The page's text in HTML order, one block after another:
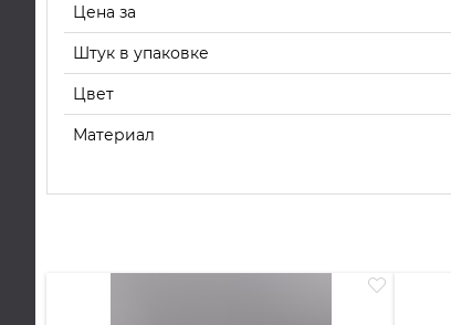
Цена за
Штук в упаковке
Цвет
Материал